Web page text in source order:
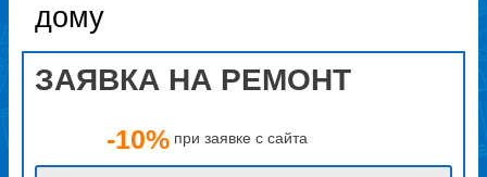
дому
ЗАЯВКА НА РЕМОНТ
-10% при заявке с сайта